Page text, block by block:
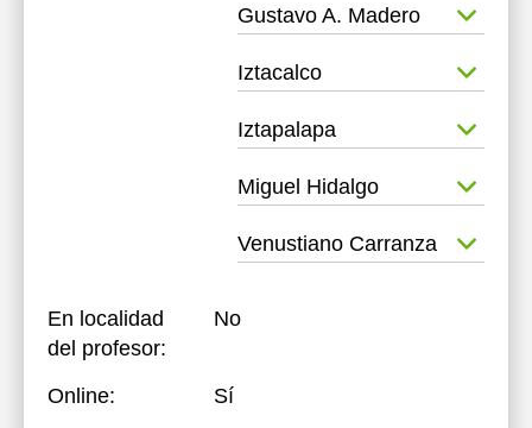
Gustavo A. Madero
Iztacalco
Iztapalapa
Miguel Hidalgo
Venustiano Carranza
En localidad
del profesor:
No
Online: Sí